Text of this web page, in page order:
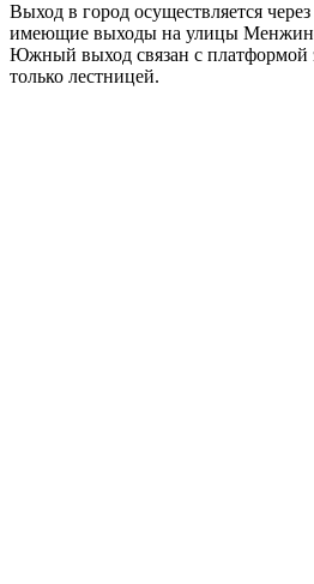
Выход в город осуществляется
имеющие выходы на улицы
Южный выход связан с платформой
только лестницей.